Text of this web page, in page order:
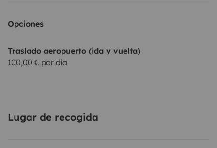
Opciones
Traslado aeropuerto (ida y vuelta)
100,00 € por día
Lugar de recogida